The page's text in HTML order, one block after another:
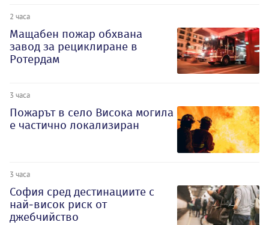
2 часа
Мащабен пожар обхвана
завод за рециклиране в
Ротердам
3 часа
Пожарът в село Висока могила
е частично локализиран
3 часа
София сред дестинациите с
най-висок риск от
джебчийство